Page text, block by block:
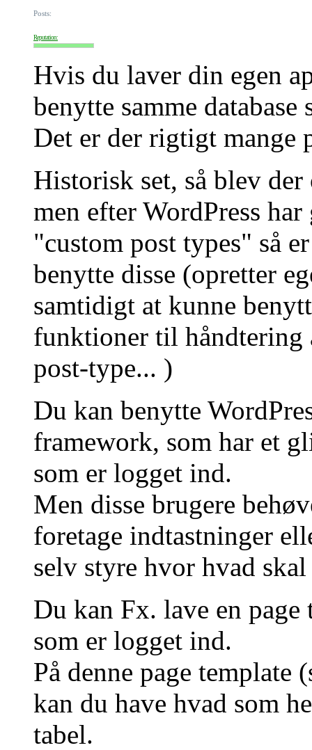
Posts:
Reputation:
Hvis du laver din egen
benytte samme
Det er der rigtigt mange
Historisk set, så blev
men efter WordPress
"custom post types" så
benytte disse (opretter
samtidigt at kunne
funktioner til håndtering
post-type... )
Du kan benytte
framework, som har et
som er logget ind.
Men disse brugere
foretage indtastninger
selv styre hvor hvad skal
Du kan Fx. lave en
som er logget ind.
På denne page
kan du have hvad som
tabel.